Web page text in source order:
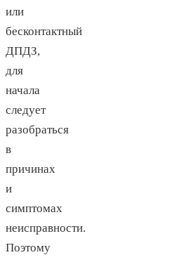
или
бесконтактный
ДПДЗ,
для
начала
следует
разобраться
в
причинах
и
симптомах
неисправности.
Поэтому